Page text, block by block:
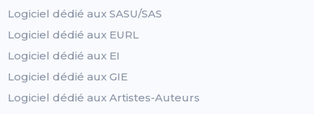
Logiciel dédié aux SASU/SAS
Logiciel dédié aux EURL
Logiciel dédié aux EI
Logiciel dédié aux GIE
Logiciel dédié aux Artistes-Auteurs